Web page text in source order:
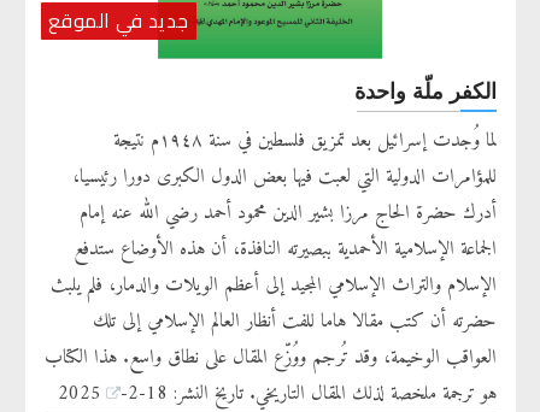
جديد في الموقع
الكفر ملّة واحدة
لما وُجدت إسرائيل بعد تمزيق فلسطين في سنة ١٩٤٨م نتيجة
للمؤامرات الدولية التي لعبت فيها بعض الدول الكبرى دورا رئيسيا،
أدرك حضرة الحاج مرزا بشير الدين محمود أحمد رضي الله عنه إمام
الجماعة الإسلامية الأحمدية ببصيرته النافذة، أن هذه الأوضاع ستدفع
الإسلام والتراث الإسلامي المجيد إلى أعظم الويلات والدمار، فلم يلبث
حضرته أن كتب مقالا هاما للفت أنظار العالم الإسلامي إلى تلك
العواقب الوخيمة، وقد تُرجم ووُزّع المقال على نطاق واسع. هذا الكتاب
هو ترجمة ملخصة لذلك المقال التاريخي. تاريخ النشر: 18-2-2025